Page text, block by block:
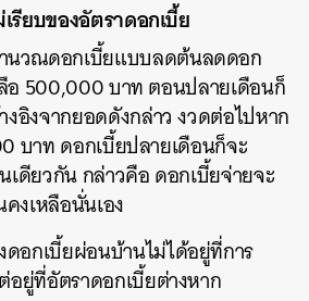
รียบของอัตราดอกเบี้ย
นวณดอกเบี้ยแบบลดต้นลดดอก
อ 500,000 บาท ตอนปลายเดือนก็
อิงจากยอดดังกล่าว งวดต่อไปหาก
บาท ดอกเบี้ยปลายเดือนก็จะ
ดียวกัน กล่าวคือ ดอกเบี้ยจ่ายจะ
งเหลือนั่นเอง
ดอกเบี้ยผ่อนบ้านไม่ได้อยู่ที่การ
ยู่ที่อัตราดอกเบี้ยต่างหาก